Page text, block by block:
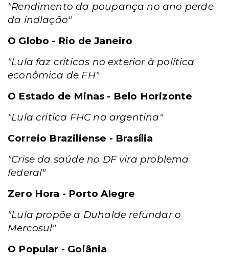
"Rendimento da poupança no ano perde
da indlação"
O Globo - Rio de Janeiro
"Lula faz críticas no exterior à política
econômica de FH"
O Estado de Minas - Belo Horizonte
"Lula critica FHC na argentina"
Correio Braziliense - Brasília
"Crise da saúde no DF vira problema
federal"
Zero Hora - Porto Alegre
"Lula propõe a Duhalde refundar o
Mercosul"
O Popular - Goiânia